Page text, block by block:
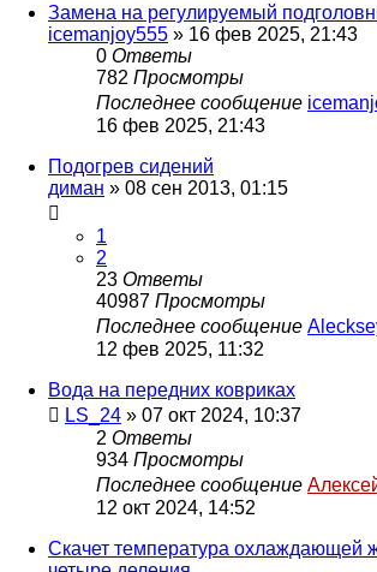
Замена на регулируемый
icemanjoy555 » 16 фев 2025, 21:43
0 Ответы
782 Просмотры
Последнее сообщение
16 фев 2025, 21:43
Подогрев сидений
диман » 08 сен 2013, 01:15
1
2
23 Ответы
40987 Просмотры
Последнее сообщение
12 фев 2025, 11:32
Вода на передних ковриках
LS_24 » 07 окт 2024, 10:37
2 Ответы
934 Просмотры
Последнее сообщение
12 окт 2024, 14:52
Скачет температура охлаждающей